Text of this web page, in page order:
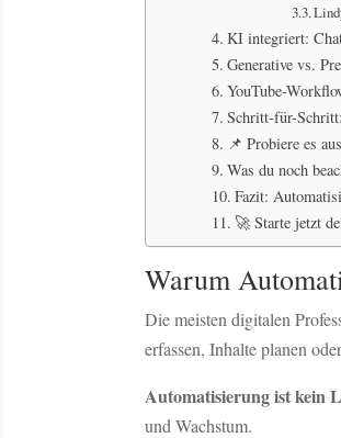
KI integriert:
Generative vs.
YouTube-
Schritt-für-
📌 Probiere es
Was du noch
Fazit:
🚀 Starte jetzt
Warum
Die meisten digitalen
erfassen, Inhalte planen
Automatisierung ist kein
und Wachstum.